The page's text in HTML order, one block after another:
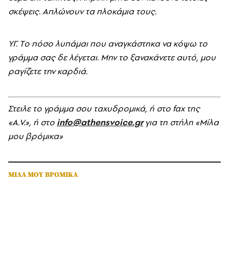
σκέψεις. Aπλώνουν τα πλοκάμια τους.
ΥΓ. Tο πόσο λυπάμαι που αναγκάστηκα να κόψω το
γράμμα σας δε λέγεται. Mην το ξανακάνετε αυτό, μου
ραγίζετε την καρδιά.
Στειλε το γράμμα σου ταχυδρομικά, ή στο fax της
«A.V.», ή στο info@athensvoice.grγια τη στήλη «Μίλα
μου βρόμικα»
ΜΙΛΑ ΜΟΥ ΒΡΟΜΙΚΑ